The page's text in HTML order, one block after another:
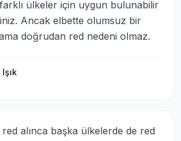
ülkeler için uygun bulunabilir
Ancak elbette olumsuz bir
doğrudan red nedeni olmaz.
alınca başka ülkelerde de red